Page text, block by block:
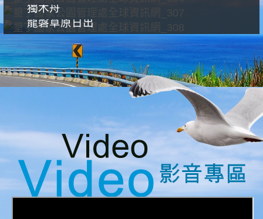
獨木舟
龍磐草原日出